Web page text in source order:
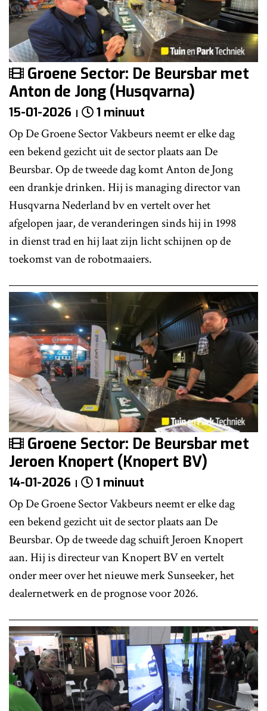
Groene Sector: De Beursbar met
Anton de Jong (Husqvarna)
15-01-2026 1 minuut
Op De Groene Sector Vakbeurs neemt er elke dag
een bekend gezicht uit de sector plaats aan De
Beursbar. Op de tweede dag komt Anton de Jong
een drankje drinken. Hij is managing director van
Husqvarna Nederland bv en vertelt over het
afgelopen jaar, de veranderingen sinds hij in 1998
in dienst trad en hij laat zijn licht schijnen op de
toekomst van de robotmaaiers.
Groene Sector: De Beursbar met
Jeroen Knopert (Knopert BV)
14-01-2026 1 minuut
Op De Groene Sector Vakbeurs neemt er elke dag
een bekend gezicht uit de sector plaats aan De
Beursbar. Op de tweede dag schuift Jeroen Knopert
aan. Hij is directeur van Knopert BV en vertelt
onder meer over het nieuwe merk Sunseeker, het
dealernetwerk en de prognose voor 2026.